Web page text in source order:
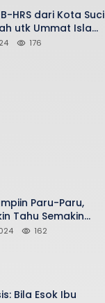
HRS dari Kota Suci
utk Ummat Islam
via Penasihat
176
Paru-Paru,
Tahu Semakin
162
Bila Esok Ibu